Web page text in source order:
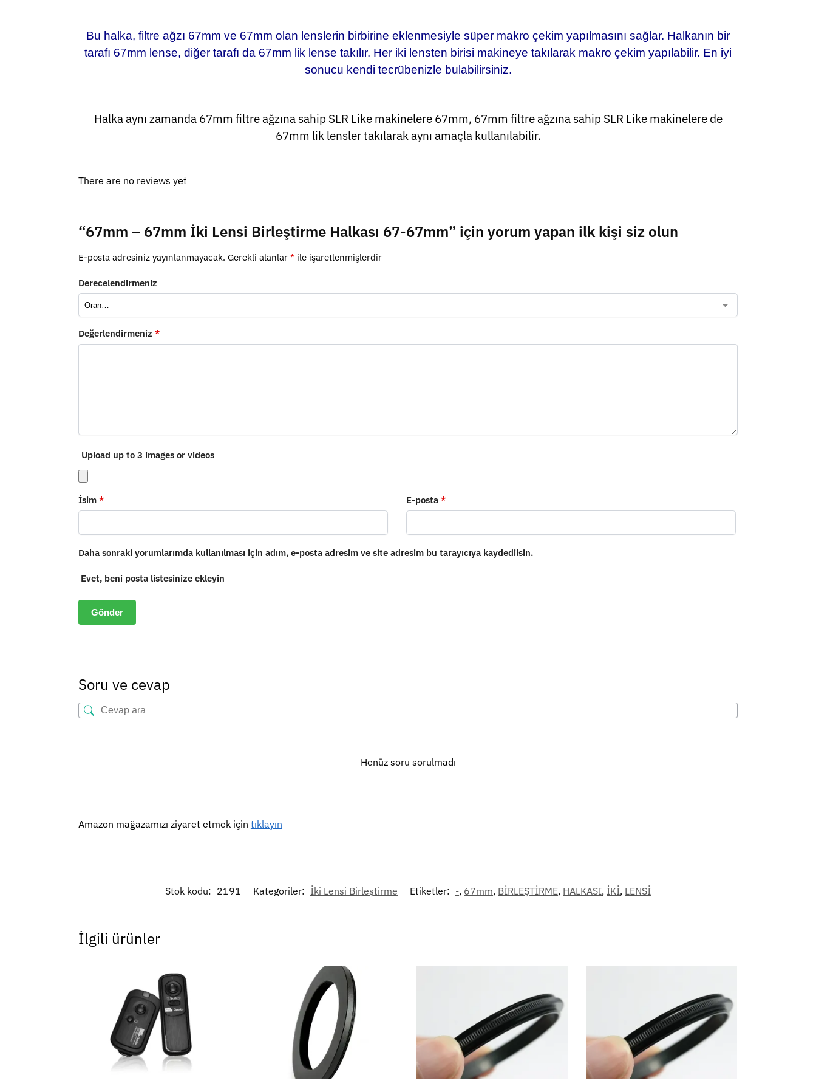
Bu halka, filtre ağzı 67mm ve 67mm olan lenslerin birbirine eklenmesiyle süper makro çekim yapılmasını sağlar. Halkanın bir
tarafı 67mm lense, diğer tarafı da 67mm lik lense takılır. Her iki lensten birisi makineye takılarak makro çekim yapılabilir. En iyi
sonucu kendi tecrübenizle bulabilirsiniz.
Halka aynı zamanda 67mm filtre ağzına sahip SLR Like makinelere 67mm, 67mm filtre ağzına sahip SLR Like makinelere de
67mm lik lensler takılarak aynı amaçla kullanılabilir.
There are no reviews yet
“67mm – 67mm İki Lensi Birleştirme Halkası 67-67mm” için yorum yapan ilk kişi siz olun
E-posta adresiniz yayınlanmayacak. Gerekli alanlar * ile işaretlenmişlerdir
Derecelendirmeniz
Değerlendirmeniz *
Upload up to 3 images or videos
İsim * E-posta *
Daha sonraki yorumlarımda kullanılması için adım, e-posta adresim ve site adresim bu tarayıcıya kaydedilsin.
Evet, beni posta listesinize ekleyin
Soru ve cevap
Henüz soru sorulmadı
Amazon mağazamızı ziyaret etmek için tıklayın
Stok kodu: 2191 Kategoriler: İki Lensi Birleştirme Etiketler: -, 67mm, BİRLEŞTİRME, HALKASI, İKİ, LENSİ
İlgili ürünler